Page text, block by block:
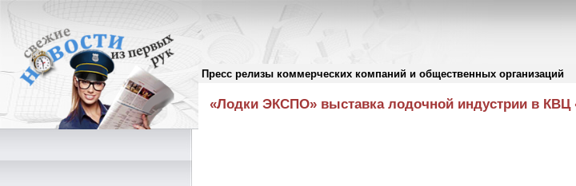
Пресс релизы коммерческих компаний и общественных организаций
Пресс-релизы//
«Лодки ЭКСПО» выставка лодочной индустрии в КВЦ